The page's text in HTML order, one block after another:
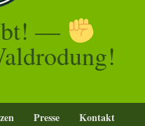
—
Presse Kontakt